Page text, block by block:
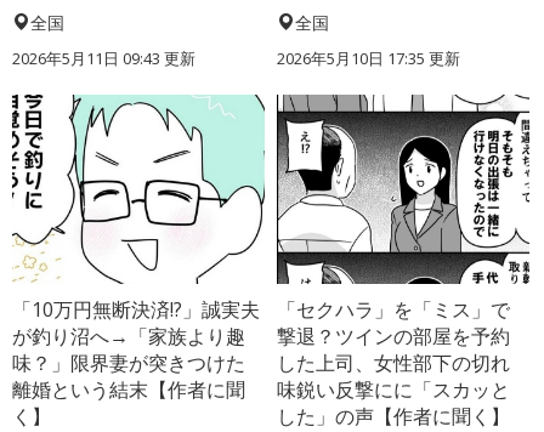
全国
2026年5月11日 09:43 更新
全国
2026年5月10日 17:35 更新
「10万円無断決済!?」誠実夫
が釣り沼へ→「家族より趣
味？」限界妻が突きつけた
離婚という結末【作者に聞
く】
「セクハラ」を「ミス」で
撃退？ツインの部屋を予約
した上司、女性部下の切れ
味鋭い反撃にに「スカッと
した」の声【作者に聞く】